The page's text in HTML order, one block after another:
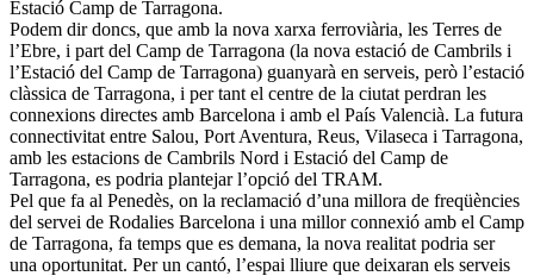
Estació Camp de Tarragona.
Podem dir doncs, que amb la nova xarxa ferroviària, les Terres de
l’Ebre, i part del Camp de Tarragona (la nova estació de Cambrils i
l’Estació del Camp de Tarragona) guanyarà en serveis, però l’estació
clàssica de Tarragona, i per tant el centre de la ciutat perdran les
connexions directes amb Barcelona i amb el País Valencià. La futura
connectivitat entre Salou, Port Aventura, Reus, Vilaseca i Tarragona,
amb les estacions de Cambrils Nord i Estació del Camp de
Tarragona, es podria plantejar l’opció del TRAM.
Pel que fa al Penedès, on la reclamació d’una millora de freqüències
del servei de Rodalies Barcelona i una millor connexió amb el Camp
de Tarragona, fa temps que es demana, la nova realitat podria ser
una oportunitat. Per un cantó, l’espai lliure que deixaran els serveis